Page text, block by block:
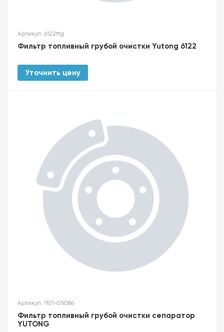
Артикул: 6122ftg
Фильтр топливный грубой очистки Yutong 6122
Уточнить цену
Артикул: 1101-05086
Фильтр топливный грубой очистки сепаратор
YUTONG